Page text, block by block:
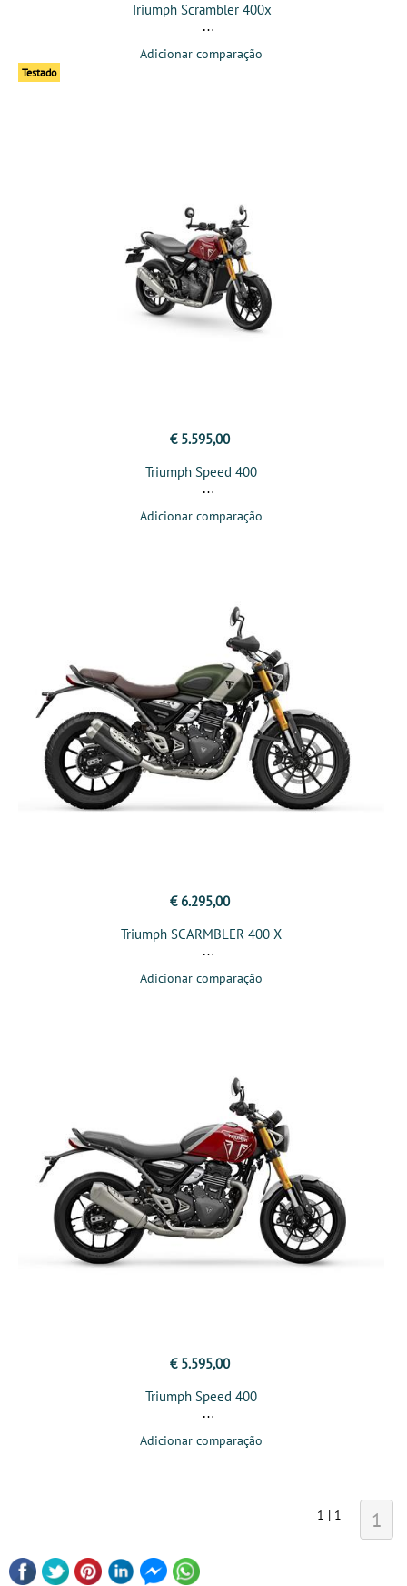
Triumph Scrambler 400x
Adicionar comparação
Testado
€ 5.595,00
Triumph Speed 400
Adicionar comparação
€ 6.295,00
Triumph SCARMBLER 400 X
Adicionar comparação
€ 5.595,00
Triumph Speed 400
Adicionar comparação
1 | 1 1